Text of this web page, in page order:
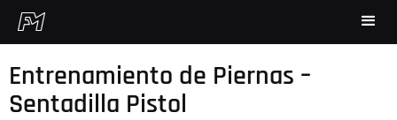
Entrenamiento de Piernas –
Sentadilla Pistol